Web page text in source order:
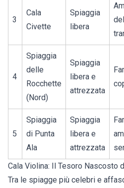
3
Cala
Civette
Spiaggia
libera
4
Spiaggia
delle
Rocchette
(Nord)
Spiaggia
libera e
attrezzata
5
Spiaggia
di Punta
Ala
Spiaggia
libera e
attrezzata
Cala Violina: Il Tesoro Nascosto
Tra le spiagge più celebri e